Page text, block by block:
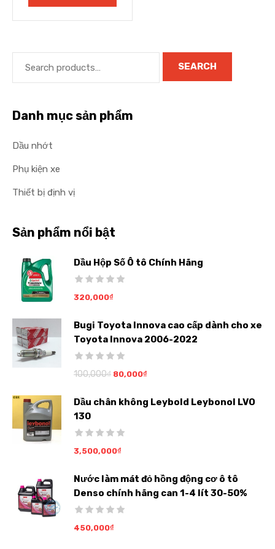
SEARCH
Danh mục sản phẩm
Dầu nhớt
Phụ kiện xe
Thiết bị định vị
Sản phẩm nổi bật
Dầu Hộp Số Ô tô Chính Hãng
320,000₫
Bugi Toyota Innova cao cấp dành cho xe
Toyota Innova 2006-2022
100,000₫ 80,000₫
Dầu chân không Leybold Leybonol LVO
130
3,500,000₫
Nước làm mát đỏ hồng động cơ ô tô
Denso chính hãng can 1-4 lít 30-50%
450,000₫